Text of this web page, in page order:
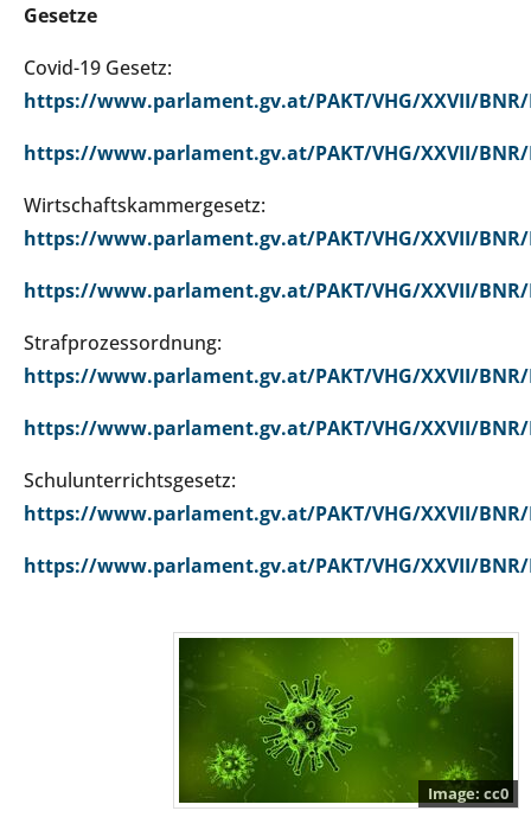
Gesetze
Covid-19 Gesetz:
https://www.parlament.gv.at/PAKT/VHG/XXVII/BNR/
https://www.parlament.gv.at/PAKT/VHG/XXVII/
Wirtschaftskammergesetz:
https://www.parlament.gv.at/PAKT/VHG/XXVII/BNR/
https://www.parlament.gv.at/PAKT/VHG/XXVII/
Strafprozessordnung:
https://www.parlament.gv.at/PAKT/VHG/XXVII/BNR/
https://www.parlament.gv.at/PAKT/VHG/XXVII/
Schulunterrichtsgesetz:
https://www.parlament.gv.at/PAKT/VHG/XXVII/BNR/
https://www.parlament.gv.at/PAKT/VHG/XXVII/
cc0